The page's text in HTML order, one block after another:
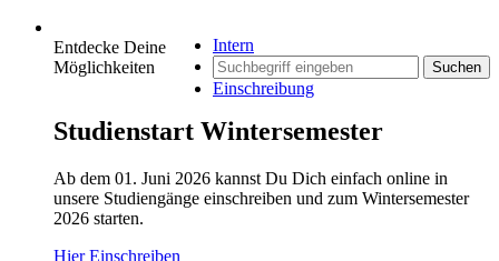
Intern
Suchen
Einschreibung
Entdecke Deine
Möglichkeiten
Studienstart Wintersemester
Ab dem 01. Juni 2026 kannst Du Dich einfach online in
unsere Studiengänge einschreiben und zum Wintersemester
2026 starten.
Hier Einschreiben